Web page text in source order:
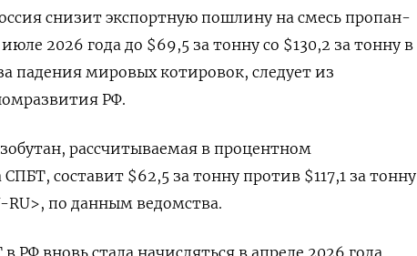
снизит экспортную пошлину на смесь пропан-
2026 года до $69,5 за тонну со $130,2 за тонну в
падения мировых котировок, следует из
РФ.
рассчитываемая в процентном
составит $62,5 за тонну против $117,1 за тонну
RU>, по данным ведомства.
РФ вновь стала начисляться в апреле ​2026 года